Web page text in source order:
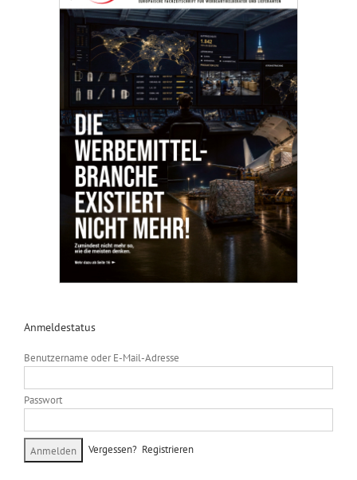
Anmeldestatus
Benutzername oder E-Mail-Adresse
Passwort
Vergessen? Registrieren